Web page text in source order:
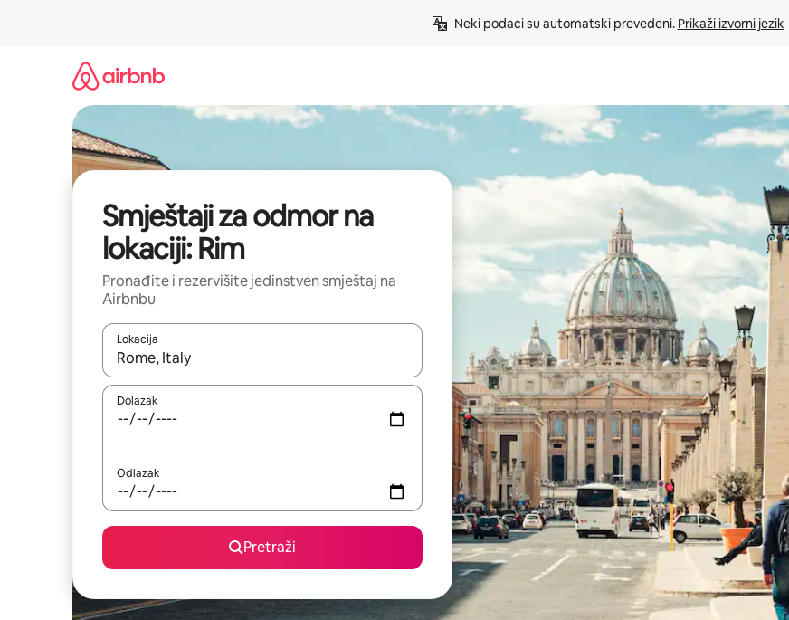
Neki podaci su automatski prevedeni. Prikaži izvorni jezik
Smještaji za odmor na
lokaciji: Rim
Pronađite i rezervišite jedinstven smještaj na
Airbnbu
Lokacija
Kad rezultati budu dostupni, krećite se gore i dolje pomoću strelica ili ih pregledajte dodirom ili povlačenjem prsta.
Dolazak
Odlazak
Pretraži